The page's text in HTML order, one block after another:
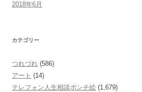
2018年6月
カテゴリー
つれづれ (586)
アート (14)
テレフォン人生相談ポンチ絵 (1,679)